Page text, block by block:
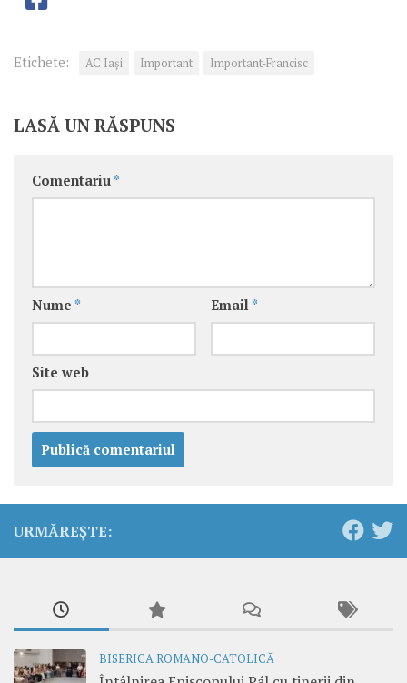
Etichete: AC Iași Important Important-Francisc
LASĂ UN RĂSPUNS
Comentariu *
Nume * Email *
Site web
URMĂREȘTE:
BISERICA ROMANO-CATOLICĂ